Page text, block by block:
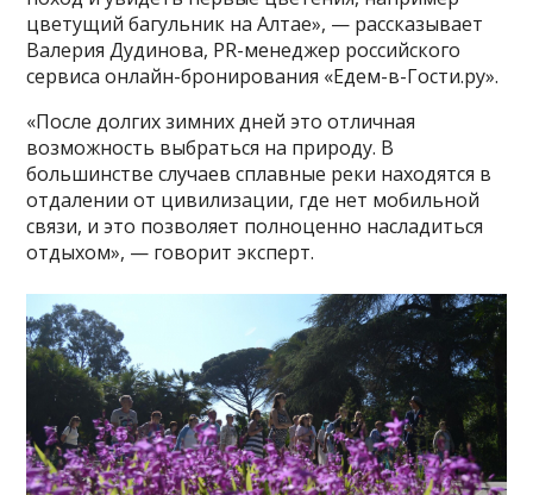
цветущий багульник на Алтае», — рассказывает
Валерия Дудинова, PR-менеджер российского
сервиса онлайн-бронирования «Едем-в-Гости.ру».
«После долгих зимних дней это отличная
возможность выбраться на природу. В
большинстве случаев сплавные реки находятся в
отдалении от цивилизации, где нет мобильной
связи, и это позволяет полноценно насладиться
отдыхом», — говорит эксперт.